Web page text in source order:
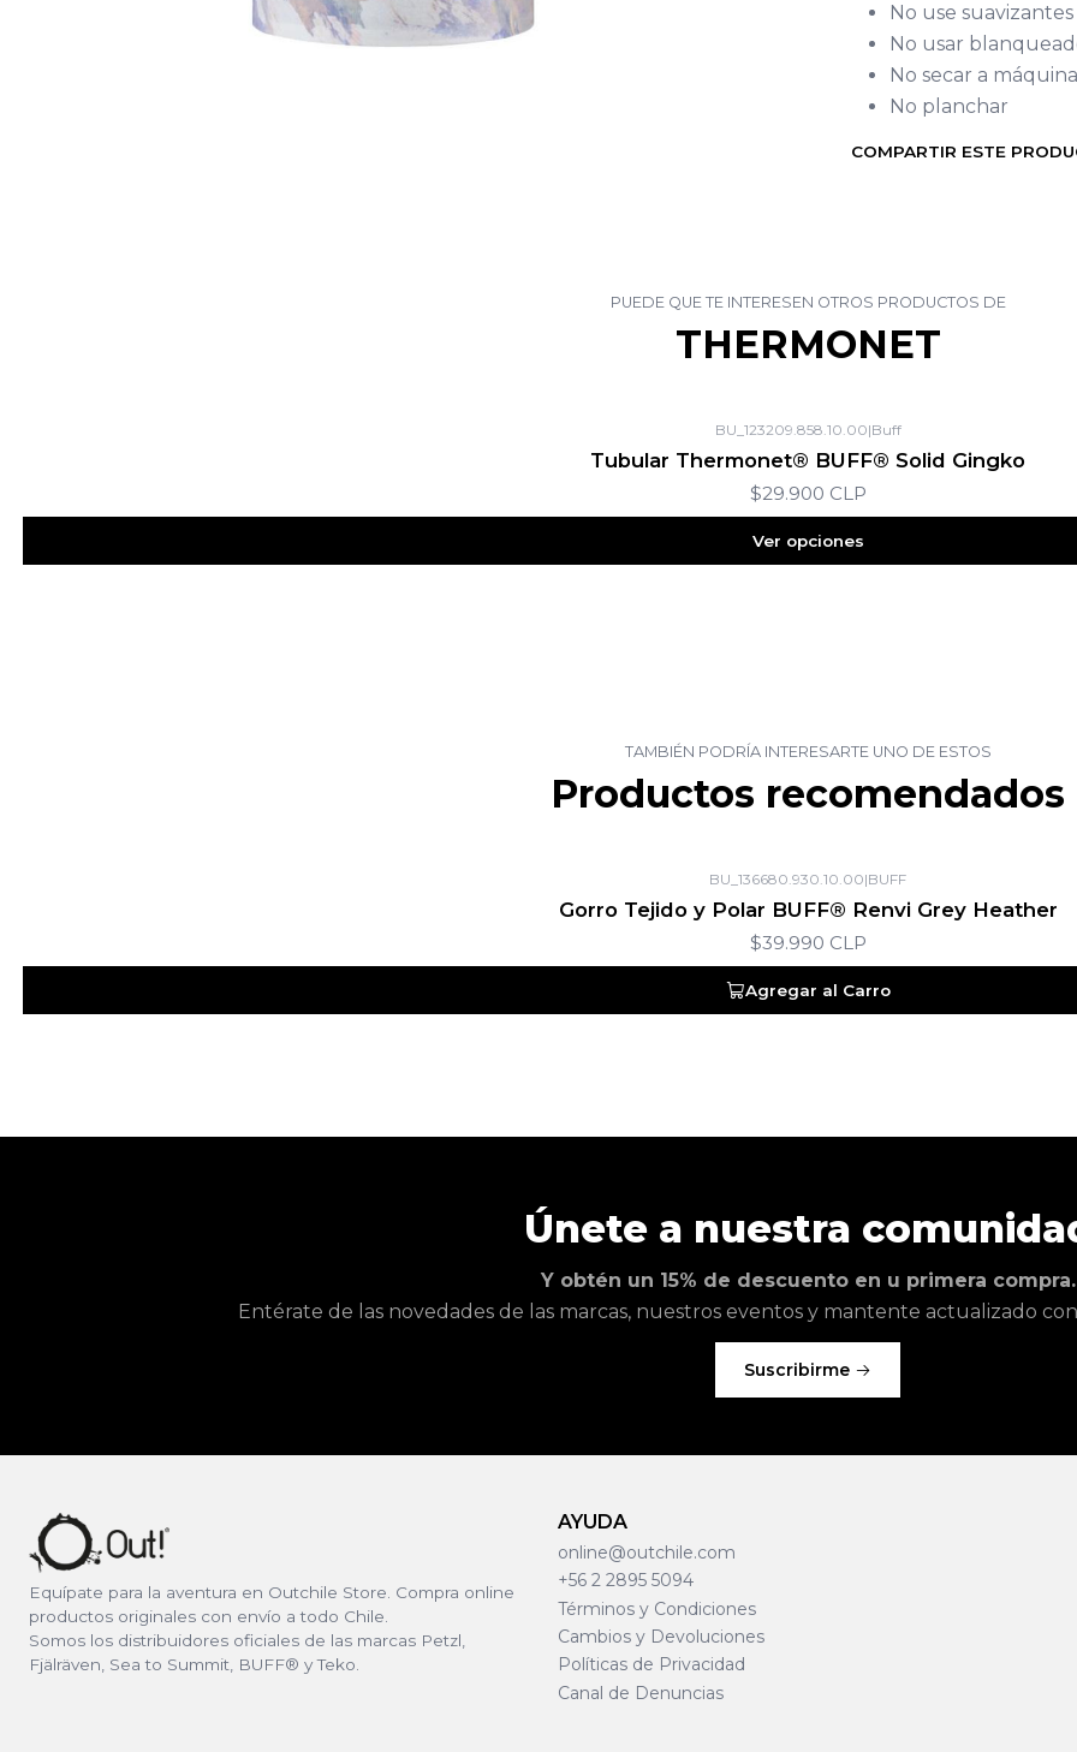
No use
No usar
No secar a máquina
No planchar
COMPARTIR ESTE
PUEDE QUE TE INTERESEN OTROS PRODUCTOS DE
THERMONET
BU_123209.858.10.00|Buff
Tubular Thermonet® BUFF® Solid Gingko
$29.900 CLP
Ver opciones
TAMBIÉN PODRÍA INTERESARTE UNO DE ESTOS
Productos recomendados
BU_136680.930.10.00|BUFF
Gorro Tejido y Polar BUFF® Renvi Grey Heather
$39.990 CLP
Agregar al Carro
Únete a nuestra
Y obtén un 15% de descuento en u primera compra.
Entérate de las novedades de las marcas, nuestros eventos y mantente actualizado
Suscribirme
Equípate para la aventura en Outchile Store. Compra online
productos originales con envío a todo Chile.
Somos los distribuidores oficiales de las marcas Petzl,
Fjälräven, Sea to Summit, BUFF® y Teko.
AYUDA
online@outchile.com
+56 2 2895 5094
Términos y Condiciones
Cambios y Devoluciones
Políticas de Privacidad
Canal de Denuncias